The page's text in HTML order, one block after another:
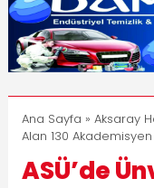
8:23
11:30
13:33
Ana Sayfa » Aksaray
Alan 130
ASÜ’de